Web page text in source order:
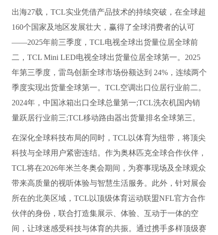
出海27载，TCL实业凭借产品技术的持续突破，在全球超
160个国家及地区发展壮大，赢得了全球消费者的认可
——2025年前三季度，TCL电视全球出货量位居全球前
二，TCL Mini LED电视全球出货量位居全球第一。2025
年第三季度，雷鸟创新全球市场份额达到 24%，连续两个
季度实现出货量全球第一。TCL空调出口位居行业前二。
2024年，中国冰箱出口全球总量第一;TCL洗衣机国内销
量跃居行业前三;TCL移动路由器出货量排名全球第三。
在深化全球科技布局的同时，TCL以体育为纽带，将顶尖
科技与全球用户紧密连结。作为奥林匹克全球合作伙伴，
TCL将在2026年米兰冬奥会期间，为赛事现场及全球观众
带来高质量的视听体验与智慧生活服务。此外，针对展会
所在的北美区域，TCL以顶级体育运动联盟NFL官方合作
伙伴的身份，联合打造集展示、体验、互动于一体的空
间，让球迷感受科技与体育的共振。通过携手多样顶级赛